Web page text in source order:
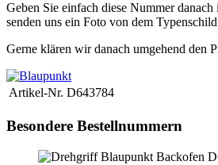
Geben Sie einfach diese Nummer
senden uns ein Foto von dem
Gerne klären wir danach umgehend den
Artikel-Nr. D643784
Besondere Bestellnummern